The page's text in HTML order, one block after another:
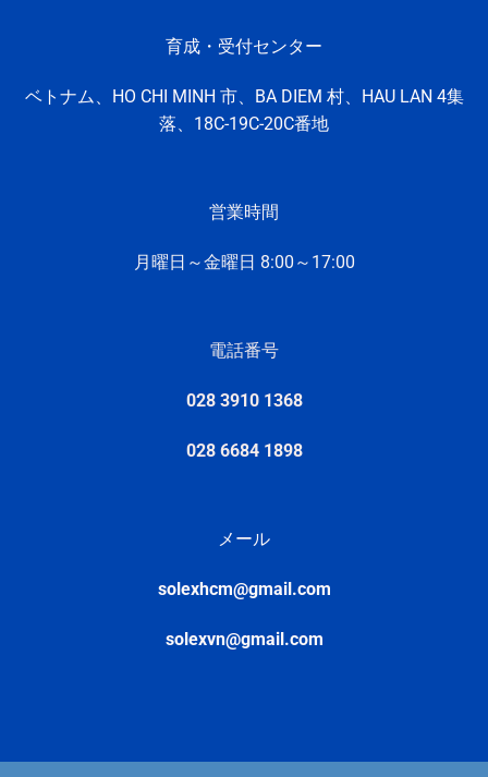
育成・受付センター
ベトナム、HO CHI MINH 市、 BA DIEM 村、 HAU LAN 4集
落、 18C-19C-20C番地
営業時間
月曜日～金曜日 8:00～17:00
電話番号
028 3910 1368
028 6684 1898
メール
solexhcm@gmail.com
solexvn@gmail.com